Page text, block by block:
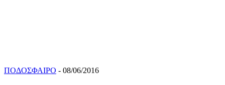
ΠΟΔΟΣΦΑΙΡΟ - 08/06/2016